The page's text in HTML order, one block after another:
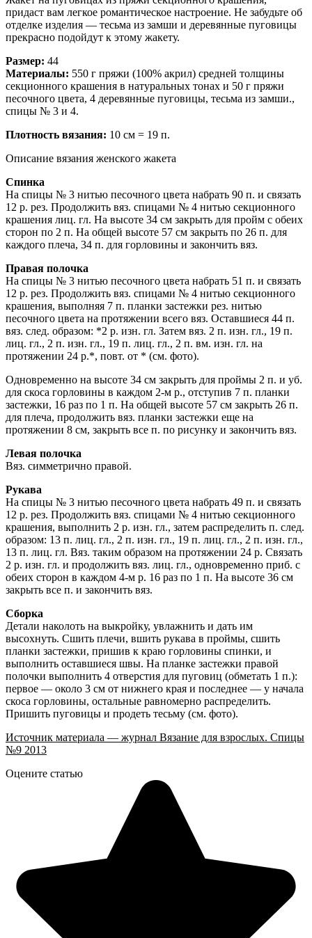
придаст вам легкое романтическое настроение. Не забудьте об
отделке изделия — тесьма из замши и деревянные пуговицы
прекрасно подойдут к этому жакету.
Размер: 44
Материалы: 550 г пряжи (100% акрил) средней толщины
секционного крашения в натуральных тонах и 50 г пряжи
песочного цвета, 4 деревянные пуговицы, тесьма из замши.,
спицы № 3 и 4.
Плотность вязания: 10 см = 19 п.
Описание вязания женского жакета
Спинка
На спицы № 3 нитью песочного цвета набрать 90 п. и связать
12 р. рез. Продолжить вяз. спицами № 4 нитью секционного
крашения лиц. гл. На высоте 34 см закрыть для пройм с обеих
сторон по 2 п. На общей высоте 57 см закрыть по 26 п. для
каждого плеча, 34 п. для горловины и закончить вяз.
Правая полочка
На спицы № 3 нитью песочного цвета набрать 51 п. и связать
12 р. рез. Продолжить вяз. спицами № 4 нитью секционного
крашения, выполняя 7 п. планки застежки рез. нитью
песочного цвета на протяжении всего вяз. Оставшиеся 44 п.
вяз. след. образом: *2 р. изн. гл. Затем вяз. 2 п. изн. гл., 19 п.
лиц. гл., 2 п. изн. гл., 19 п. лиц. гл., 2 п. вм. изн. гл. на
протяжении 24 р.*, повт. от * (см. фото).
Одновременно на высоте 34 см закрыть для проймы 2 п. и уб.
для скоса горловины в каждом 2-м р., отступив 7 п. планки
застежки, 16 раз по 1 п. На общей высоте 57 см закрыть 26 п.
для плеча, продолжить вяз. планки застежки еще на
протяжении 8 см, закрыть все п. по рисунку и закончить вяз.
Левая полочка
Вяз. симметрично правой.
Рукава
На спицы № 3 нитью песочного цвета набрать 49 п. и связать
12 р. рез. Продолжить вяз. спицами № 4 нитью секционного
крашения, выполнить 2 р. изн. гл., затем распределить п. след.
образом: 13 п. лиц. гл., 2 п. изн. гл., 19 п. лиц. гл., 2 п. изн. гл.,
13 п. лиц. гл. Вяз. таким образом на протяжении 24 р. Связать
2 р. изн. гл. и продолжить вяз. лиц. гл., одновременно приб. с
обеих сторон в каждом 4-м р. 16 раз по 1 п. На высоте 36 см
закрыть все п. и закончить вяз.
Сборка
Детали наколоть на выкройку, увлажнить и дать им
высохнуть. Сшить плечи, вшить рукава в проймы, сшить
планки застежки, пришив к краю горловины спинки, и
выполнить оставшиеся швы. На планке застежки правой
полочки выполнить 4 отверстия для пуговиц (обметать 1 п.):
первое — около 3 см от нижнего края и последнее — у начала
скоса горловины, остальные равномерно распределить.
Пришить пуговицы и продеть тесьму (см. фото).
Источник материала — журнал Вязание для взрослых. Спицы
№9 2013
Оцените статью